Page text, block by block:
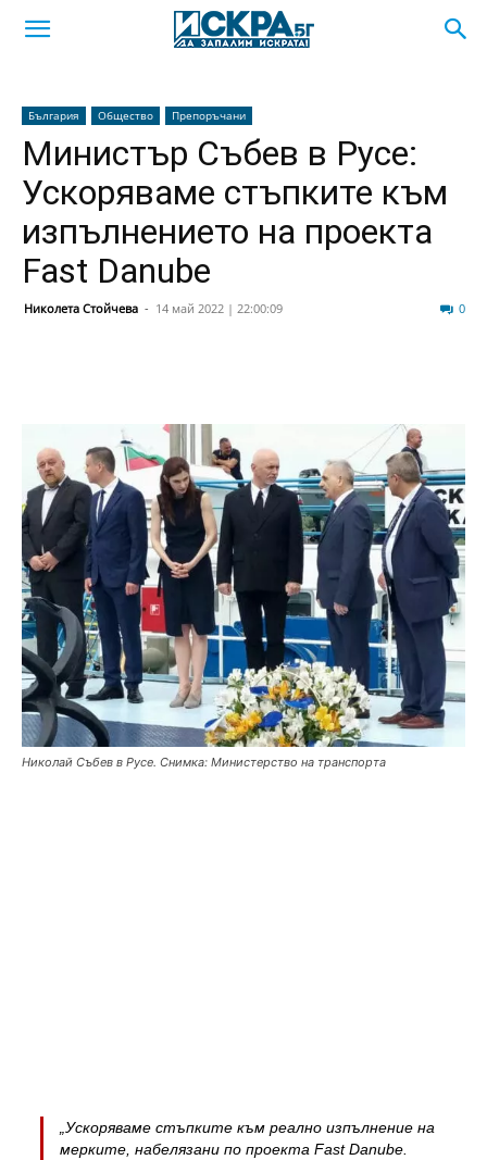
България Общество Препоръчани
Министър Събев в Русе:
Ускоряваме стъпките към
изпълнението на проекта
Fast Danube
Николета Стойчева - 14 май 2022 | 22:00:09 0
Николай Събев в Русе. Снимка: Министерство на транспорта
„Ускоряваме стъпките към реално изпълнение на
мерките, набелязани по проекта Fast Danube.